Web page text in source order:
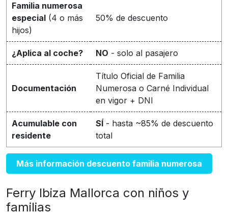
Familia numerosa
especial (4 o más
hijos)
50% de descuento
¿Aplica al coche? NO - solo al pasajero
Documentación
Título Oficial de Familia
Numerosa o Carné Individual
en vigor + DNI
Acumulable con
residente
SÍ - hasta ~85% de descuento
total
Más información descuento familia numerosa
Ferry Ibiza Mallorca con niños y
familias